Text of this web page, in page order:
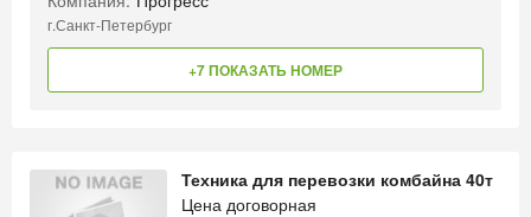
г.Санкт-Петербург
+7 ПОКАЗАТЬ НОМЕР
Техника для перевозки комбайна 40т
Цена договорная